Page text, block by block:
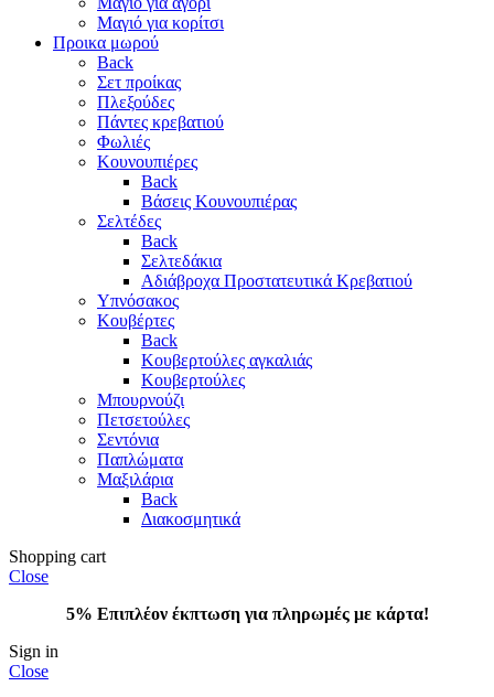
Μαγιό για κορίτσι
Προικα μωρού
Back
Σετ προίκας
Πλεξούδες
Πάντες κρεβατιού
Φωλιές
Κουνουπιέρες
Back
Βάσεις Κουνουπιέρας
Σελτέδες
Back
Σελτεδάκια
Αδιάβροχα Προστατευτικά Κρεβατιού
Υπνόσακος
Κουβέρτες
Back
Κουβερτούλες αγκαλιάς
Κουβερτούλες
Μπουρνούζι
Πετσετούλες
Σεντόνια
Παπλώματα
Μαξιλάρια
Back
Διακοσμητικά
Shopping cart
Close
5% Επιπλέον έκπτωση για πληρωμές με κάρτα!
Sign in
Close